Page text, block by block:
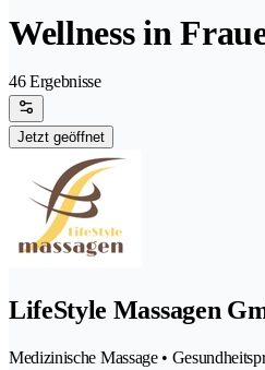
Wellness in
46 Ergebnisse
Jetzt geöffnet
LifeStyle Massagen
Medizinische Massage •